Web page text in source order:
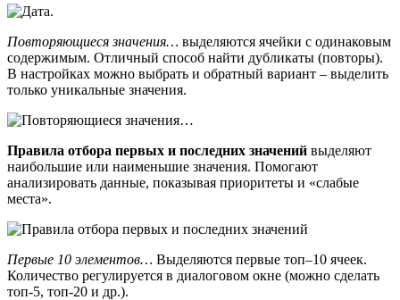
Повторяющиеся значения… выделяются ячейки с одинаковым
содержимым. Отличный способ найти дубликаты (повторы).
В настройках можно выбрать и обратный вариант – выделить
только уникальные значения.
Правила отбора первых и последних значений выделяют
наибольшие или наименьшие значения. Помогают
анализировать данные, показывая приоритеты и «слабые
места».
Первые 10 элементов… Выделяются первые топ–10 ячеек.
Количество регулируется в диалоговом окне (можно сделать
топ-5, топ-20 и др.).